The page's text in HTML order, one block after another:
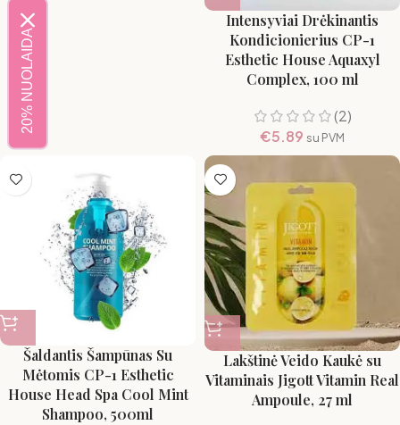
Intensyviai Drėkinantis
Kondicionierius CP-1
Esthetic House Aquaxyl
Complex, 100 ml
(2)
€5.89 su PVM
Šaldantis Šampūnas Su
Mėtomis CP-1 Esthetic
House Head Spa Cool Mint
Shampoo, 500ml
Lakštinė Veido Kaukė su
Vitaminais Jigott Vitamin Real
Ampoule, 27 ml
20% NUOLAIDA